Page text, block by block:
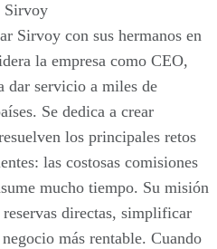
Sirvoy
Sirvoy con sus hermanos en
la empresa como CEO,
dar servicio a miles de
Se dedica a crear
los principales retos
las costosas comisiones
mucho tiempo. Su misión
directas, simplificar
más rentable. Cuando